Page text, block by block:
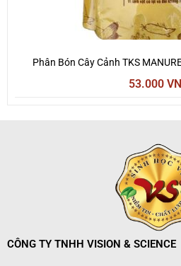
Phân Bón Cây Cảnh TKS
53.000
CÔNG TY TNHH VISION & SCIENCE